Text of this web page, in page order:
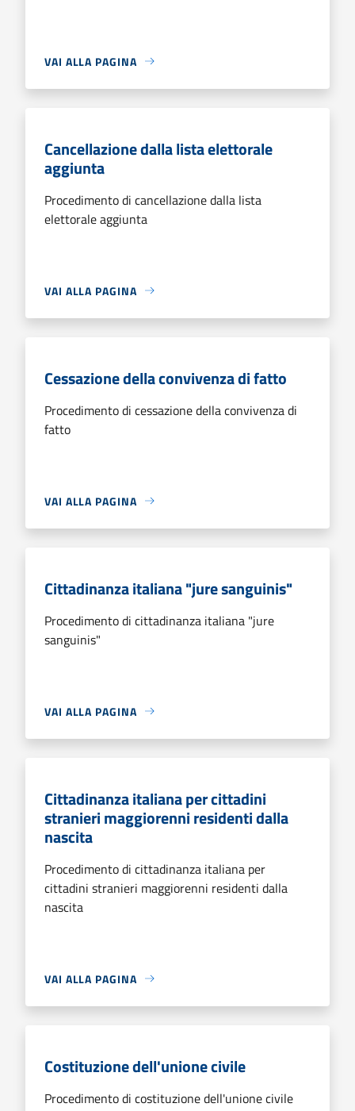
VAI ALLA PAGINA
Cancellazione dalla lista elettorale
aggiunta
Procedimento di cancellazione dalla lista
elettorale aggiunta
VAI ALLA PAGINA
Cessazione della convivenza di fatto
Procedimento di cessazione della convivenza di
fatto
VAI ALLA PAGINA
Cittadinanza italiana "jure sanguinis"
Procedimento di cittadinanza italiana "jure
sanguinis"
VAI ALLA PAGINA
Cittadinanza italiana per cittadini
stranieri maggiorenni residenti dalla
nascita
Procedimento di cittadinanza italiana per
cittadini stranieri maggiorenni residenti dalla
nascita
VAI ALLA PAGINA
Costituzione dell'unione civile
Procedimento di costituzione dell'unione civile